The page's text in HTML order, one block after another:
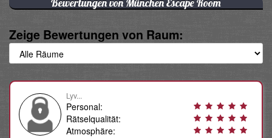
Zeige Bewertungen von Raum:
Lyv...
Personal:
Rätselqualität:
Atmosphäre: